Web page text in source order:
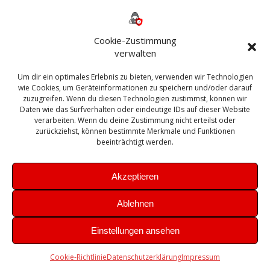
Cookie-Zustimmung
verwalten
Um dir ein optimales Erlebnis zu bieten, verwenden wir Technologien
wie Cookies, um Geräteinformationen zu speichern und/oder darauf
zuzugreifen. Wenn du diesen Technologien zustimmst, können wir
Daten wie das Surfverhalten oder eindeutige IDs auf dieser Website
verarbeiten. Wenn du deine Zustimmung nicht erteilst oder
zurückziehst, können bestimmte Merkmale und Funktionen
beeinträchtigt werden.
Akzeptieren
Ablehnen
Einstellungen ansehen
Cookie-RichtlinieDatenschutzerklärungImpressum
Bautagebuch
Exchange firewall Fritzbox
Microsoft
Sanierung SBS Security Server Sicherheit
Sicherung SIEM Sophos SSL Ubuntu
Update Upgrade UTM VCenter VCSA Veeam
VMWare VPN WAZUH Windows
Zertifikat
Theme